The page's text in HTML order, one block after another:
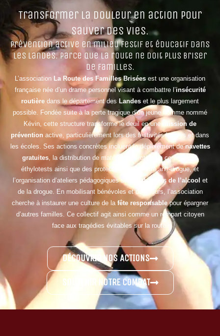
Transformer la douleur en action pour
sauver des vies.
Prévention active en milieu festif et éducatif dans
les Landes. Parce que la route ne doit plus briser
de familles.
L’association La Route des Familles Brisées est une organisation
française née d’un drame personnel visant à combattre l’insécurité
routière dans le département des Landes et le plus largement
possible. Fondée suite à la perte tragique d’un jeune homme nommé
Kévin, cette structure transforme le deuil en une
mission de
prévention active, particulièrement lors des festivités locales et dans
les écoles. Ses actions concrètes incluent le déploiement denavettes
gratuites, la distribution de matériel de protection comme des
éthylotests ainsi que des protections pour verre anti-drogue, et
l’organisation d’ateliers pédagogiques sur les
dangers de l’alcool et
de la drogue. En mobilisant bénévoles et donateurs, l’association
cherche à instaurer une culture de la fête responsablepour épargner
d’autres familles. Ce collectif agit ainsi comme un rempart citoyen
face aux tragédies évitables sur la route.
DÉCOUVRIR NOS ACTIONS
SOUTENIR NOTRE COMBAT